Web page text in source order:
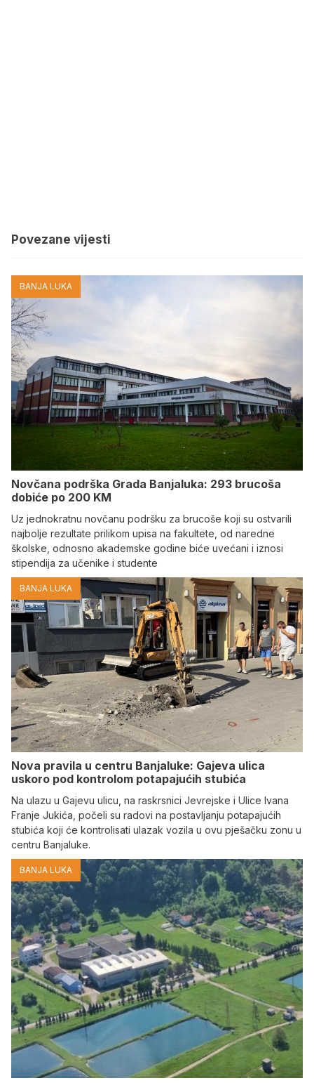
Povezane vijesti
BANJA LUKA
Novčana podrška Grada Banjaluka: 293 brucoša
dobiće po 200 KM
Uz jednokratnu novčanu podršku za brucoše koji su ostvarili
najbolje rezultate prilikom upisa na fakultete, od naredne
školske, odnosno akademske godine biće uvećani i iznosi
stipendija za učenike i studente
BANJA LUKA
Nova pravila u centru Banjaluke: Gajeva ulica
uskoro pod kontrolom potapajućih stubića
Na ulazu u Gajevu ulicu, na raskrsnici Jevrejske i Ulice Ivana
Franje Jukića, počeli su radovi na postavljanju potapajućih
stubića koji će kontrolisati ulazak vozila u ovu pješačku zonu u
centru Banjaluke.
BANJA LUKA